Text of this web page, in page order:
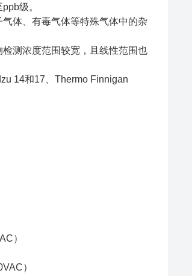
级。
体、有毒气体等特殊气体中的杂
测浓度范围较宽，且线性范围也
14和17、Thermo Finnigan
）
）